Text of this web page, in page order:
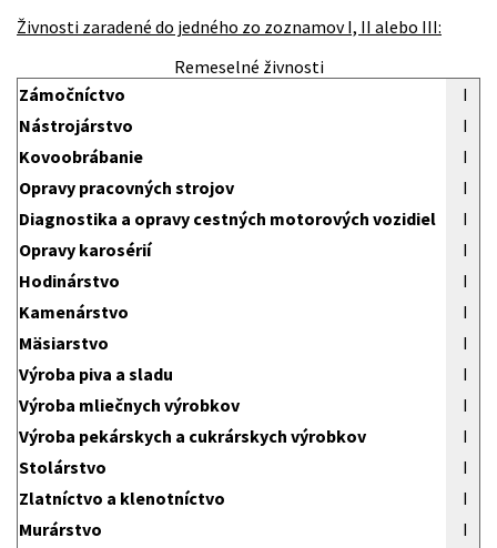
Živnosti zaradené do jedného zo zoznamov I, II alebo III:
Remeselné živnosti
Zámočníctvo
I
Nástrojárstvo
I
Kovoobrábanie
I
Opravy pracovných strojov
I
Diagnostika a opravy cestných motorových vozidiel
I
Opravy karosérií
I
Hodinárstvo
I
Kamenárstvo
I
Mäsiarstvo
I
Výroba piva a sladu
I
Výroba mliečnych výrobkov
I
Výroba pekárskych a cukrárskych výrobkov
I
Stolárstvo
I
Zlatníctvo a klenotníctvo
I
Murárstvo
I